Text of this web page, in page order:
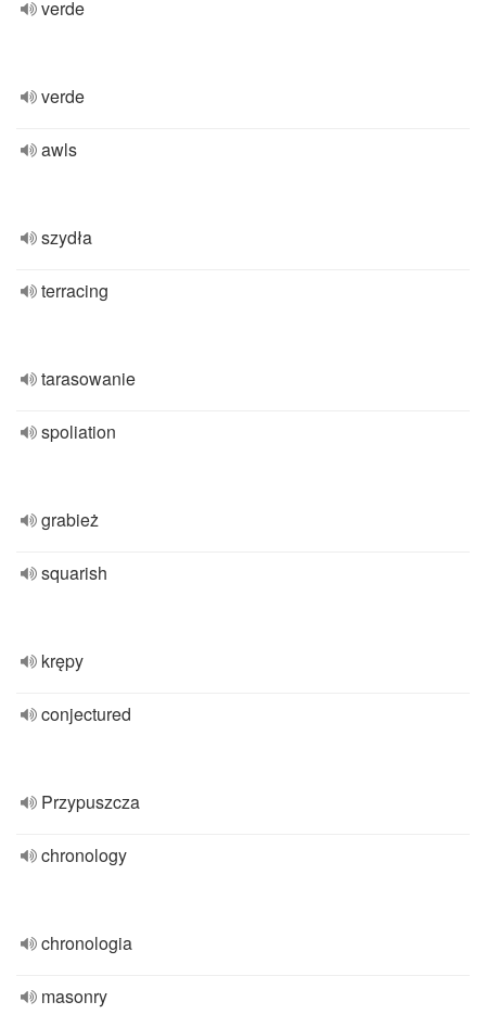
verde
verde
awls
szydła
terracing
tarasowanie
spoliation
grabież
squarish
krępy
conjectured
Przypuszcza
chronology
chronologia
masonry